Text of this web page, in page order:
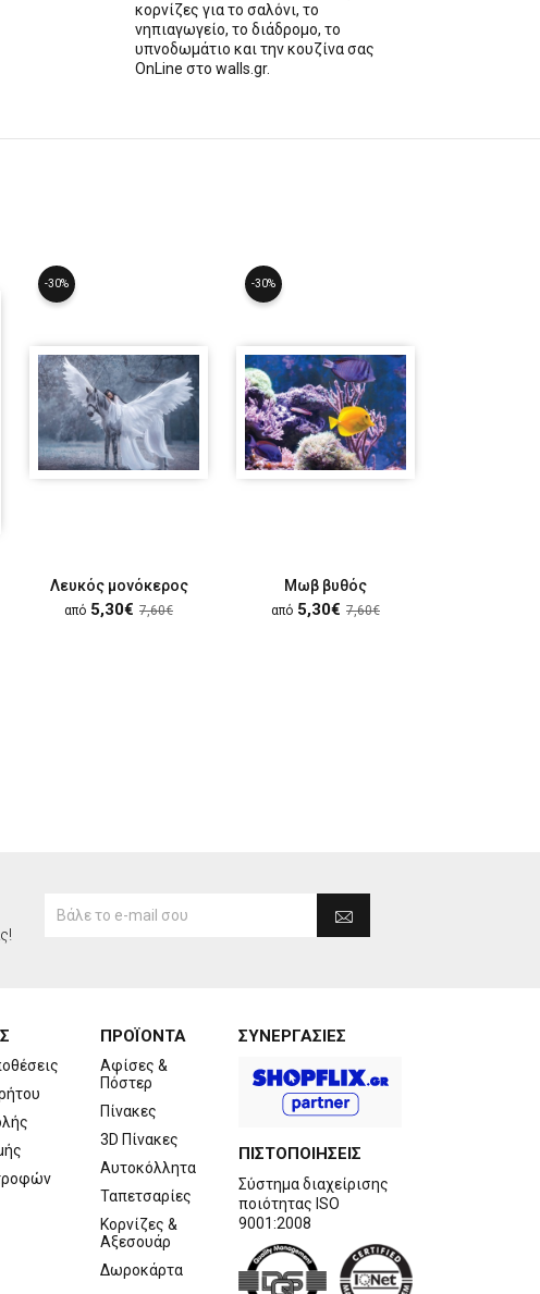
κορνίζες για το σαλόνι, το
νηπιαγωγείο, το διάδρομο, το
υπνοδωμάτιο και την κουζίνα σας
OnLine στο walls.gr.
-30%
Λευκός μονόκερος
από 5,30€ 7,60€
-30%
Μωβ βυθός
από 5,30€ 7,60€
ΠΡΟΪΟΝΤΑ
Αφίσες &
Πόστερ
Πίνακες
3D Πίνακες
Αυτοκόλλητα
Ταπετσαρίες
Κορνίζες &
Αξεσουάρ
Δωροκάρτα
ΣΥΝΕΡΓΑΣΙΕΣ
ΠΙΣΤΟΠΟΙΗΣΕΙΣ
Σύστημα διαχείρισης
ποιότητας ISO
9001:2008